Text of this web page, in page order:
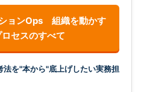
ョンOps 組織を動かす
セスのすべて
を"本から"底上げしたい実務担